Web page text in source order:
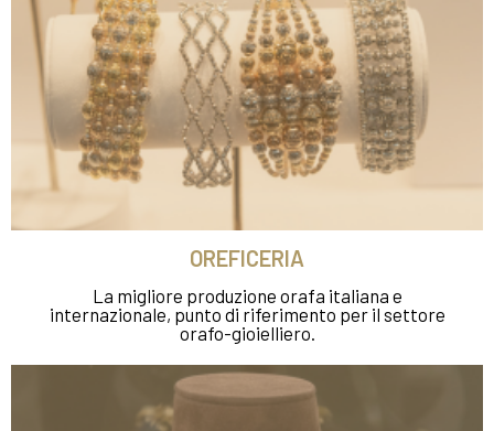
OREFICERIA
La migliore produzione orafa italiana e
internazionale, punto di riferimento per il settore
orafo-gioielliero.